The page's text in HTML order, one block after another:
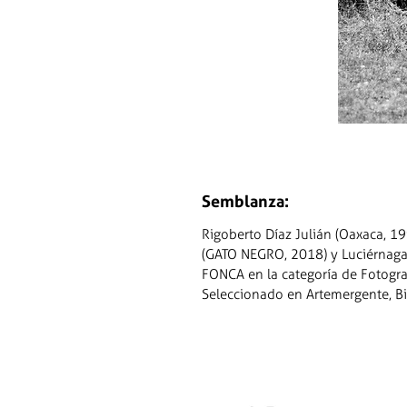
Semblanza:
Rigoberto Díaz Julián (Oaxaca,
(GATO NEGRO, 2018) y
FONCA en la categoría de
Seleccionado en Artemergente,